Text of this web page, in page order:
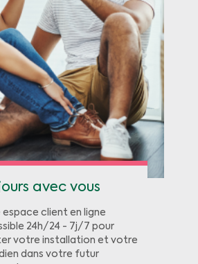
avec vous
client en ligne
24h/24 - 7j/7 pour
votre installation et votre
dans votre futur